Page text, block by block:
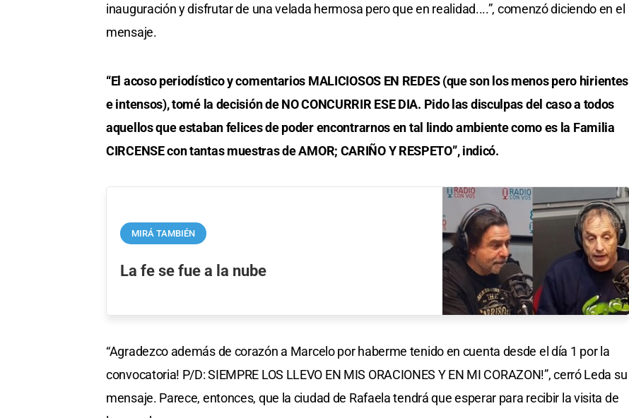
inauguración y disfrutar de una velada hermosa pero que en realidad....”, comenzó diciendo en el
mensaje.
“El acoso periodístico y comentarios MALICIOSOS EN REDES (que son los menos pero hirientes
e intensos), tomé la decisión de NO CONCURRIR ESE DIA. Pido las disculpas del caso a todos
aquellos que estaban felices de poder encontrarnos en tal lindo ambiente como es la Familia
CIRCENSE con tantas muestras de AMOR; CARIÑO Y RESPETO”, indicó.
MIRÁ TAMBIÉN
La fe se fue a la nube
“Agradezco además de corazón a Marcelo por haberme tenido en cuenta desde el día 1 por la
convocatoria! P/D: SIEMPRE LOS LLEVO EN MIS ORACIONES Y EN MI CORAZON!”, cerró Leda su
mensaje. Parece, entonces, que la ciudad de Rafaela tendrá que esperar para recibir la visita de